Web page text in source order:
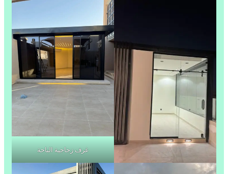
غرف زجاجية الباحة